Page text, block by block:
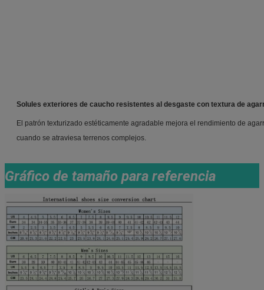
Solules exteriores de caucho resistentes al desgaste con textura de
El patrón texturizado estéticamente agradable mejora el rendimiento de
cuando se atraviesa terrenos complejos.
Gráfico de tamaño para referencia